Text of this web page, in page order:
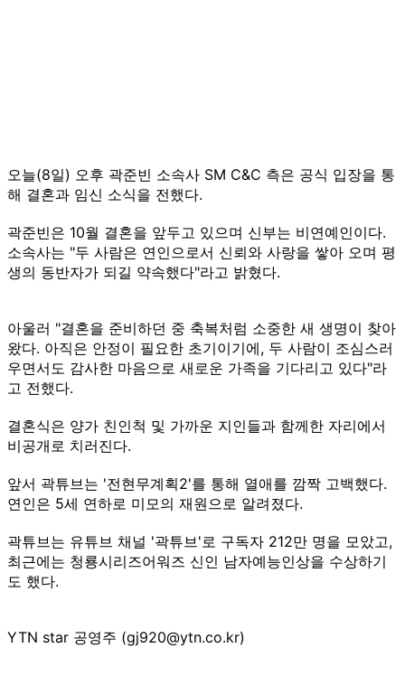
오늘(8일) 오후 곽준빈 소속사 SM C&C 측은 공식 입장을 통
해 결혼과 임신 소식을 전했다.
곽준빈은 10월 결혼을 앞두고 있으며 신부는 비연예인이다.
소속사는 "두 사람은 연인으로서 신뢰와 사랑을 쌓아 오며 평
생의 동반자가 되길 약속했다"라고 밝혔다.
아울러 "결혼을 준비하던 중 축복처럼 소중한 새 생명이 찾아
왔다. 아직은 안정이 필요한 초기이기에, 두 사람이 조심스러
우면서도 감사한 마음으로 새로운 가족을 기다리고 있다"라
고 전했다.
결혼식은 양가 친인척 및 가까운 지인들과 함께한 자리에서
비공개로 치러진다.
앞서 곽튜브는 '전현무계획2'를 통해 열애를 깜짝 고백했다.
연인은 5세 연하로 미모의 재원으로 알려졌다.
곽튜브는 유튜브 채널 '곽튜브'로 구독자 212만 명을 모았고,
최근에는 청룡시리즈어워즈 신인 남자예능인상을 수상하기
도 했다.
YTN star 공영주 (gj920@ytn.co.kr)